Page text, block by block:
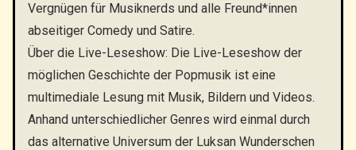
Vergnügen für Musiknerds und alle Freund*innen
abseitiger Comedy und Satire.
Über die Live-Leseshow: Die Live-Leseshow der
möglichen Geschichte der Popmusik ist eine
multimediale Lesung mit Musik, Bildern und Videos.
Anhand unterschiedlicher Genres wird einmal durch
das alternative Universum der Luksan Wunderschen